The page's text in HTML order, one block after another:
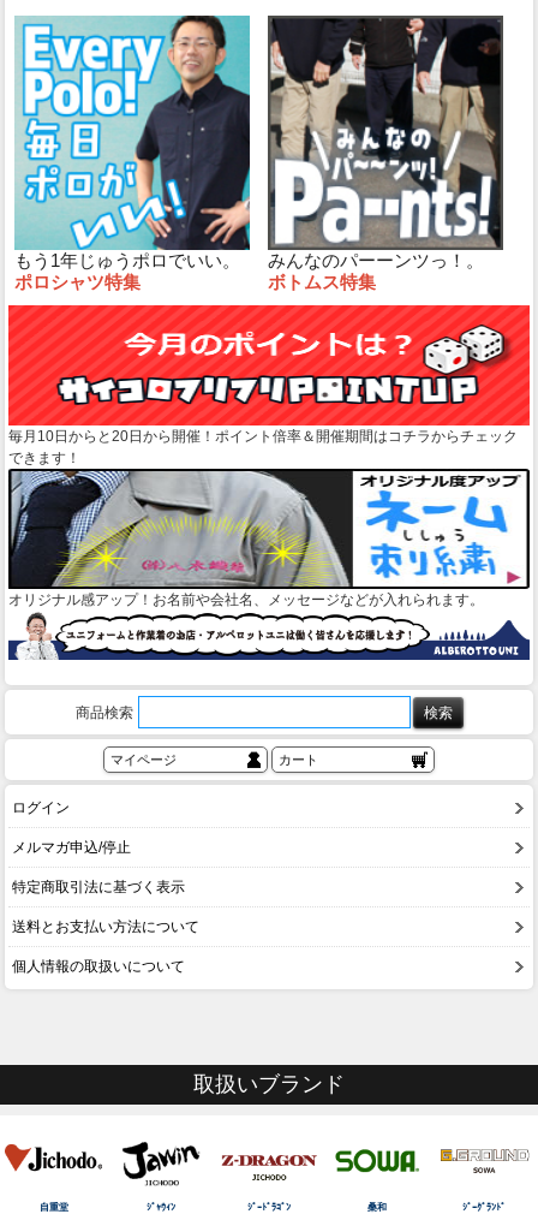
もう1年じゅうポロでいい。
ポロシャツ特集
みんなのパーーンツっ！。
ボトムス特集
毎月10日からと20日から開催！ポイント倍率＆開催期間はコチラからチェック
できます！
オリジナル感アップ！お名前や会社名、メッセージなどが入れられます。
商品検索
マイページ カート
ログイン
メルマガ申込/停止
特定商取引法に基づく表示
送料とお支払い方法について
個人情報の取扱いについて
取扱いブランド
自重堂 ｼﾞｬｳｨﾝ ｼﾞｰﾄﾞﾗｺﾞﾝ 桑和 ｼﾞｰｸﾞﾗﾝﾄﾞ